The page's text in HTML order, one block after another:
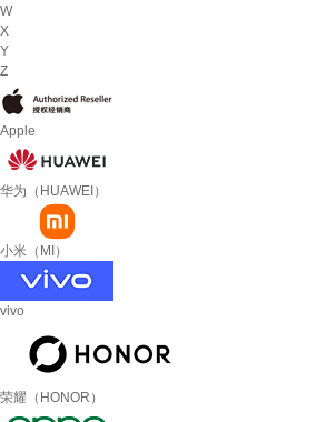
W
X
Y
Z
Apple
华为（HUAWEI）
小米（MI）
vivo
荣耀（HONOR）